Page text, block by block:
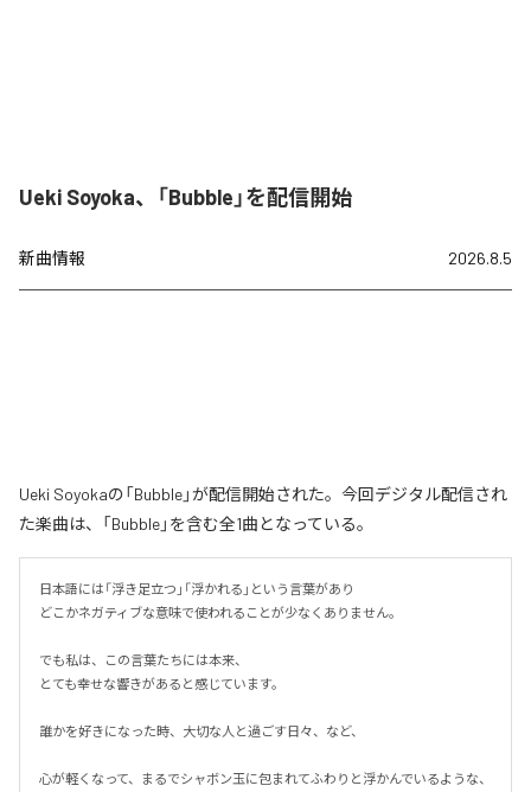
Ueki Soyoka、「Bubble」を配信開始
新曲情報 2026.8.5
Ueki Soyokaの「Bubble」が配信開始された。今回デジタル配信され
た楽曲は、「Bubble」を含む全1曲となっている。
日本語には「浮き足立つ」「浮かれる」という言葉があり
どこかネガティブな意味で使われることが少なくありません。
でも私は、この言葉たちには本来、
とても幸せな響きがあると感じています。
誰かを好きになった時、大切な人と過ごす日々、など、
心が軽くなって、まるでシャボン玉に包まれてふわりと浮かんでいるような、